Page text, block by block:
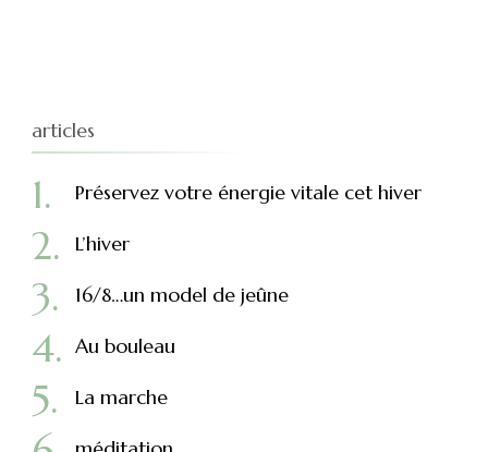
articles
Préservez votre énergie vitale cet hiver
L’hiver
16/8…un model de jeûne
Au bouleau
La marche